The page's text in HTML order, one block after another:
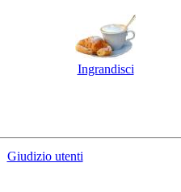
Ingrandisci
Giudizio utenti